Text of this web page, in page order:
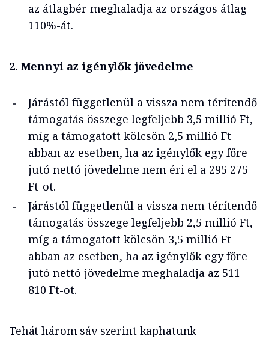
az átlagbér meghaladja az országos átlag
110%-át.
2. Mennyi az igénylők jövedelme
Járástól függetlenül a vissza nem térítendő
támogatás összege legfeljebb 3,5 millió Ft,
míg a támogatott kölcsön 2,5 millió Ft
abban az esetben, ha az igénylők egy főre
jutó nettó jövedelme nem éri el a 295 275
Ft-ot.
Járástól függetlenül a vissza nem térítendő
támogatás összege legfeljebb 2,5 millió Ft,
míg a támogatott kölcsön 3,5 millió Ft
abban az esetben, ha az igénylők egy főre
jutó nettó jövedelme meghaladja az 511
810 Ft-ot.
Tehát három sáv szerint kaphatunk